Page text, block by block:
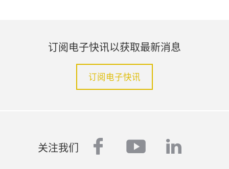
订阅电子快讯以获取最新消息
订阅电子快讯
关注我们 facebook
youtube